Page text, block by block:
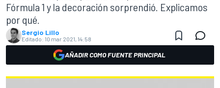
Fórmula 1 y la decoración sorprendió. Explicamos
por qué.
Sergio Lillo
Editado: 10 mar 2021, 14:58
AÑADIR COMO FUENTE PRINCIPAL